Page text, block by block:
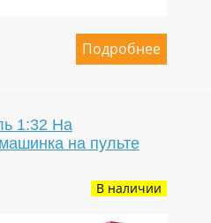
Подробнее
1:32 На
на пульте
В наличии